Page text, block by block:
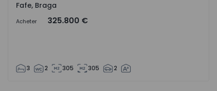
Fafe, Braga
Acheter 325.800 €
3 2 305 305 2